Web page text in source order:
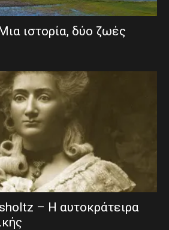
ιστορία, δύο ζωές
– Η αυτοκράτειρα